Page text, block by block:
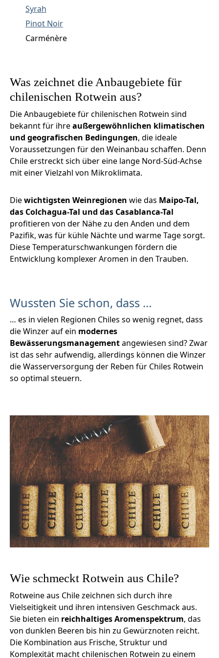
Syrah
Pinot Noir
Carménère
Was zeichnet die Anbaugebiete für
chilenischen Rotwein aus?
Die Anbaugebiete für chilenischen Rotwein sind
bekannt für ihreaußergewöhnlichen klimatischen
und geografischen Bedingungen, die ideale
Voraussetzungen für den Weinanbau schaffen. Denn
Chile erstreckt sich über eine lange Nord-Süd-Achse
mit einer Vielzahl von Mikroklimata.
Diewichtigsten Weinregionen wie das Maipo-Tal,
das Colchagua-Tal und das Casablanca-Tal
profitieren von der Nähe zu den Anden und dem
Pazifik, was für kühle Nächte und warme Tage sorgt.
Diese Temperaturschwankungen fördern die
Entwicklung komplexer Aromen in den Trauben.
Wussten Sie schon, dass …
… es in vielen Regionen Chiles so wenig regnet, dass
die Winzer auf ein modernes
Bewässerungsmanagementangewiesen sind? Zwar
ist das sehr aufwendig, allerdings können die Winzer
die Wasserversorgung der Reben für Chiles Rotwein
so optimal steuern.
Wie schmeckt Rotwein aus Chile?
Rotweine aus Chile zeichnen sich durch ihre
Vielseitigkeit und ihren intensiven Geschmack aus.
Sie bieten ein reichhaltiges Aromenspektrum, das
von dunklen Beeren bis hin zu Gewürznoten reicht.
Die Kombination aus Frische, Struktur und
Komplexität macht chilenischen Rotwein zu einem